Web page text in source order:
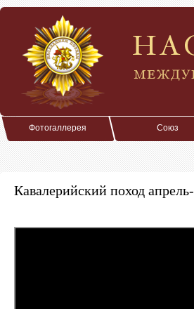
Фотогаллерея Союз
Кавалерийский поход